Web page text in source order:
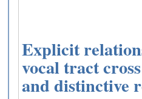
Explicit
vocal tract
and distinctive